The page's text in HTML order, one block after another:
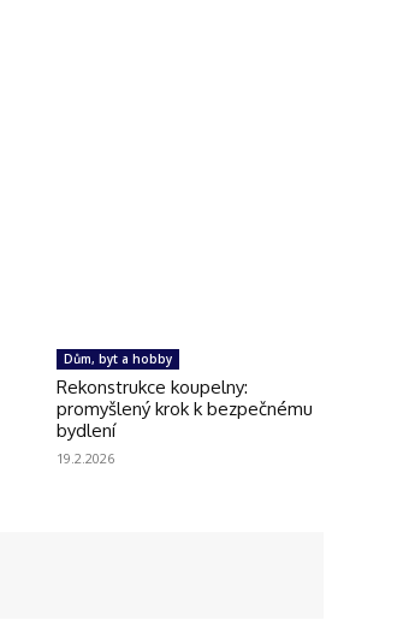
Dům, byt a hobby
Rekonstrukce koupelny:
promyšlený krok k bezpečnému
bydlení
19.2.2026